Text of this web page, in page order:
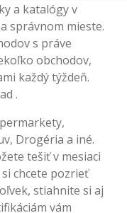
a katalógy v
správnom mieste.
s práve
obchodov,
každý týždeň.
.
Drogéria a iné.
tešiť v mesiaci
chcete pozrieť
stiahnite si aj
vám